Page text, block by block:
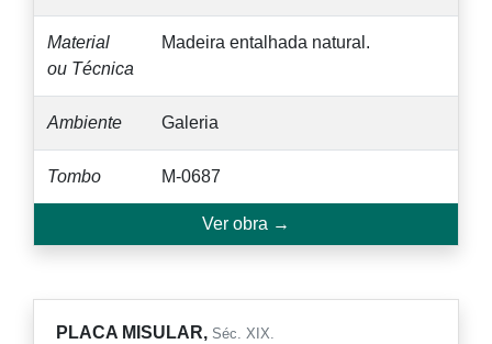
Material
ou Técnica
Madeira entalhada natural.
Ambiente Galeria
Tombo M-0687
Ver obra →
PLACA MISULAR, Séc. XIX.